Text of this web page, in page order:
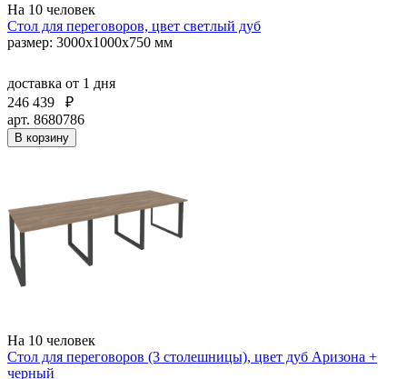
На 10 человек
Стол для переговоров, цвет светлый дуб
размер: 3000x1000x750 мм
доставка от 1 дня
246 439
₽
арт. 8680786
В корзину
На 10 человек
Стол для переговоров (3 столешницы), цвет дуб Аризона +
черный